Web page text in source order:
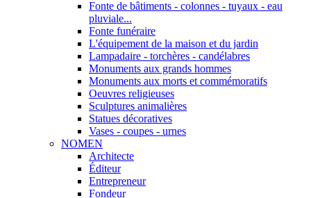
Fonte de bâtiments - colonnes - tuyaux - eau
pluviale...
Fonte funéraire
L'équipement de la maison et du jardin
Lampadaire - torchères - candélabres
Monuments aux grands hommes
Monuments aux morts et commémoratifs
Oeuvres religieuses
Sculptures animalières
Statues décoratives
Vases - coupes - urnes
NOMEN
Architecte
Éditeur
Entrepreneur
Fondeur